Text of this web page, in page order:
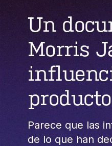
Un
Morris
Parece que las
de lo que han